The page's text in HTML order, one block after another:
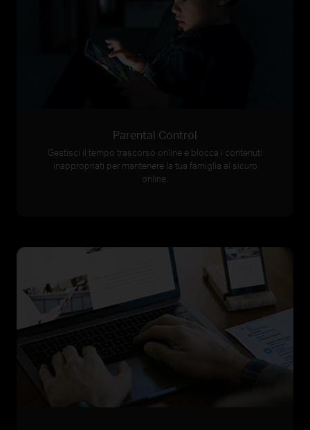
Parental Control
Gestisci il tempo trascorso online e blocca i contenuti
inappropriati per mantenere la tua famiglia al sicuro
online.